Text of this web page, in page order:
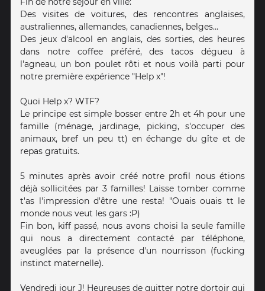
Des visites de voitures, des rencontres anglaises,
australiennes, allemandes, canadiennes, belges...
Des jeux d'alcool en anglais, des sorties, des heures
dans notre coffee préféré, des tacos dégueu à
l'agneau, un bon poulet rôti et nous voilà parti pour
notre première expérience "Help x"!
Quoi Help x? WTF?
Le principe est simple bosser entre 2h et 4h pour une
famille (ménage, jardinage, picking, s'occuper des
animaux, bref un peu tt) en échange du gîte et de
repas gratuits.
5 minutes après avoir créé notre profil nous étions
déjà sollicitées par 3 familles! Laisse tomber comme
t'as l'impression d'être une resta! "Ouais ouais tt le
monde nous veut les gars :P)
Fin bon, kiff passé, nous avons choisi la seule famille
qui nous a directement contacté par téléphone,
aveuglées par la présence d'un nourrisson (fucking
instinct maternelle).
Vendredi jour J! Heureuses de quitter notre dortoir qui